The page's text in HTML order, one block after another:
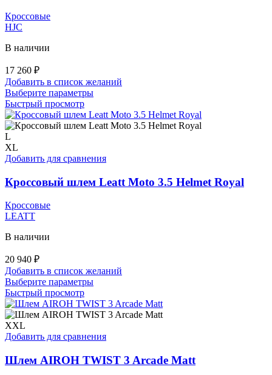
Кроссовые
HJC
В наличии
17 260 ₽
Добавить в список желаний
Выберите параметрыЭтот
имеет
несколько
можно
на
странице
Быстрый просмотр
L
XL
Добавить для сравнения
Кроссовый шлем Leatt Moto 3.5 Helmet Royal
Кроссовые
LEATT
В наличии
20 940 ₽
Добавить в список желаний
Выберите параметрыЭтот
имеет
несколько
Опции
выбрать
на
Быстрый просмотр
XXL
Добавить для сравнения
Шлем AIROH TWIST 3 Arcade Matt